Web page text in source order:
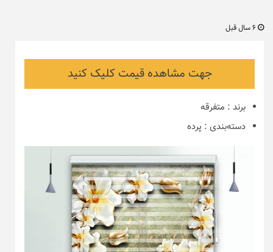
جهت مشاهده قیمت کلیک کنید
برند : متفرقه
دسته‌بندی : پرده